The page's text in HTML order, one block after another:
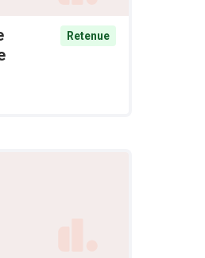
Retenue